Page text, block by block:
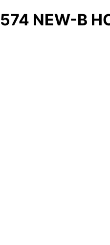
574 NEW-B